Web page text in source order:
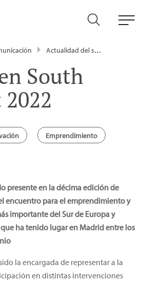
Actualidad del sector energético - Enagás
South
Emprendimiento
presente en la décima edición de
encuentro para el emprendimiento y
importante del Sur de Europa y
ha tenido lugar en Madrid entre los
la encargada de representar a la
en distintas intervenciones